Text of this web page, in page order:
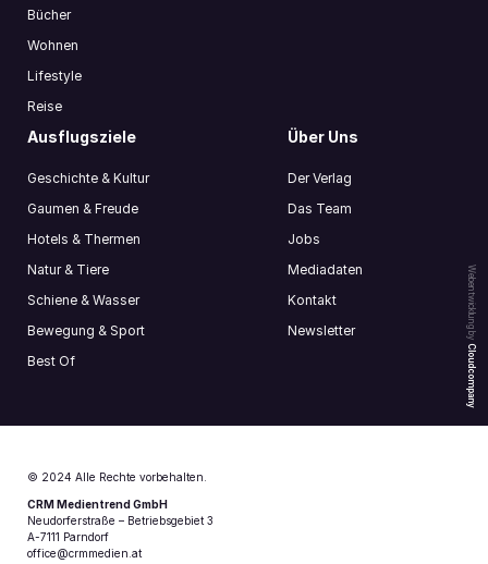
Webentwicklung by
Cloudcompany
Bücher
Wohnen
Lifestyle
Reise
Ausflugsziele
Geschichte & Kultur
Gaumen & Freude
Hotels & Thermen
Natur & Tiere
Schiene & Wasser
Bewegung & Sport
Best Of
Über Uns
Der Verlag
Das Team
Jobs
Mediadaten
Kontakt
Newsletter
© 2024 Alle Rechte vorbehalten.
CRM Medientrend GmbH
Neudorferstraße – Betriebsgebiet 3
A-7111 Parndorf
office@crmmedien.at